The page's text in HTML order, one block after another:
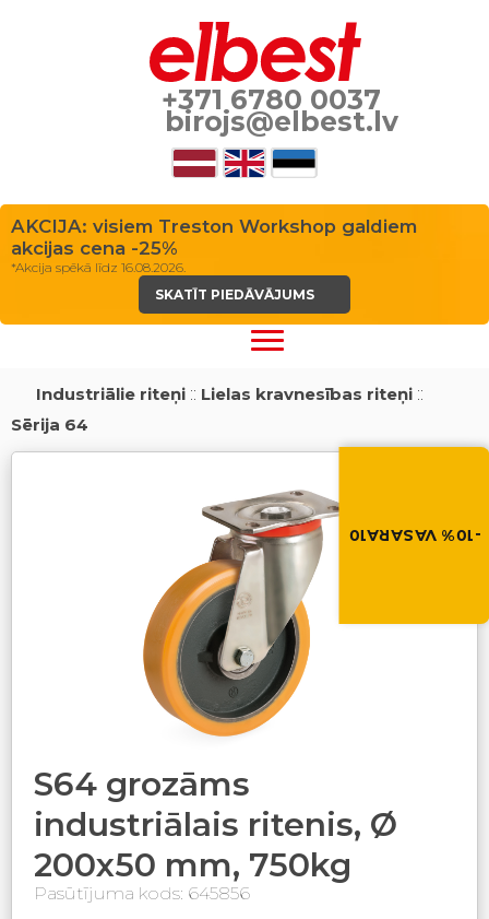
Vasara nāk ar
grozā.
-10% VASARA10
+371 6780 0037
birojs@elbest.lv
AKCIJA: visiem Treston Workshop galdiem
akcijas cena -25%
*Akcija spēkā līdz 16.08.2026.
SKATĪT PIEDĀVĀJUMS
Industriālie riteņi:: Lielas kravnesības riteņi::
Sērija 64
S64 grozāms
industriālais ritenis, Ø
200x50 mm, 750kg
Pasūtījuma kods: 645856